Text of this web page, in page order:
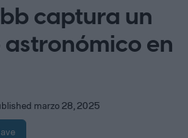
captura un
en
marzo 28, 2025